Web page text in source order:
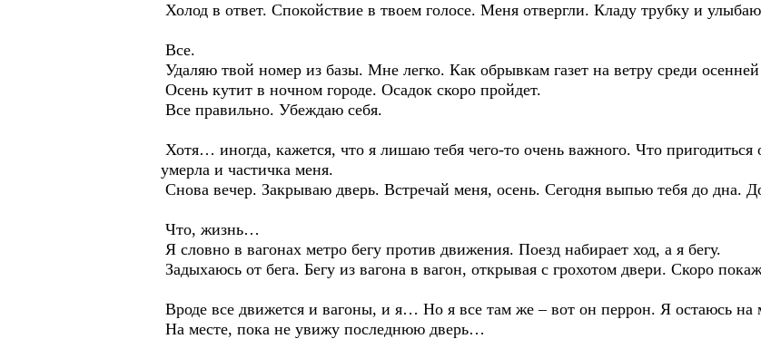
Холод в ответ. Спокойствие в твоем голосе. Меня отвергли. Кладу трубку и
Все.
Удаляю твой номер из базы. Мне легко. Как обрывкам газет на ветру среди
Осень кутит в ночном городе. Осадок скоро пройдет.
Все правильно. Убеждаю себя.
Хотя… иногда, кажется, что я лишаю тебя чего-то очень важного. Что
умерла и частичка меня.
Снова вечер. Закрываю дверь. Встречай меня, осень. Сегодня выпью тебя до дна.
Что, жизнь…
Я словно в вагонах метро бегу против движения. Поезд набирает ход, а я бегу.
Задыхаюсь от бега. Бегу из вагона в вагон, открывая с грохотом двери. Скоро
Вроде все движется и вагоны, и я… Но я все там же – вот он перрон. Я остаюсь на
На месте, пока не увижу последнюю дверь…